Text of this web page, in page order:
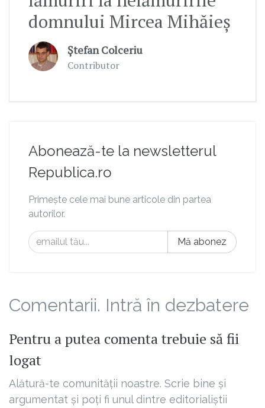
domnului Mircea Mihăieș
Ștefan Colceriu
Contributor
Abonează-te la newsletterul
Republica.ro
Primește cele mai bune articole din partea
autorilor.
Mă abonez
Comentarii. Intră în dezbatere
Pentru a putea comenta trebuie să fii
logat
Alătură-te comunității noastre. Scrie bine și
argumentat și poți fi unul dintre editorialiștii